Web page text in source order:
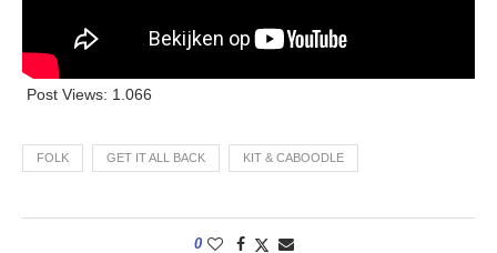
Post Views: 1.066
FOLK GET IT ALL BACK KIT & CABOODLE
0